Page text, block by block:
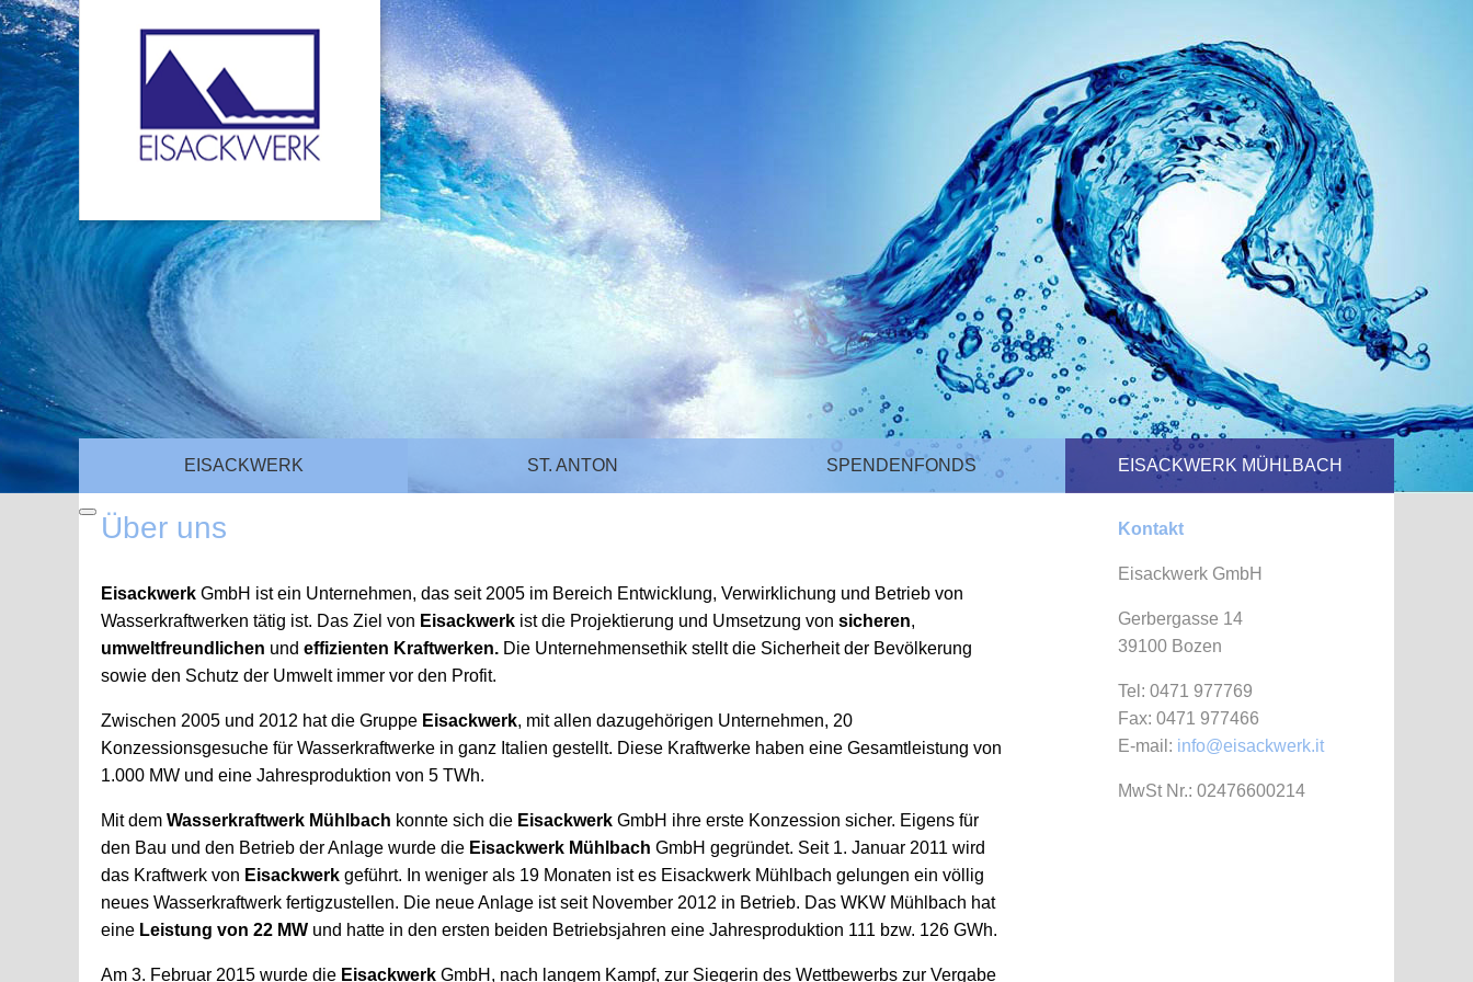
EISACKWERK ST. ANTON SPENDENFONDS EISACKWERK MÜHLBACH
Über uns
Eisackwerk GmbH ist ein Unternehmen, das seit 2005 im Bereich Entwicklung, Verwirklichung und Betrieb von
Wasserkraftwerken tätig ist. Das Ziel von Eisackwerk ist die Projektierung und Umsetzung von sicheren,
umweltfreundlichen und effizienten Kraftwerken. Die Unternehmensethik stellt die Sicherheit der Bevölkerung
sowie den Schutz der Umwelt immer vor den Profit.
Zwischen 2005 und 2012 hat die Gruppe Eisackwerk, mit allen dazugehörigen Unternehmen, 20
Konzessionsgesuche für Wasserkraftwerke in ganz Italien gestellt. Diese Kraftwerke haben eine Gesamtleistung von
1.000 MW und eine Jahresproduktion von 5 TWh.
Mit dem Wasserkraftwerk Mühlbach konnte sich die Eisackwerk GmbH ihre erste Konzession sicher. Eigens für
den Bau und den Betrieb der Anlage wurde die Eisackwerk Mühlbach GmbH gegründet. Seit 1. Januar 2011 wird
das Kraftwerk von Eisackwerk geführt. In weniger als 19 Monaten ist es Eisackwerk Mühlbach gelungen ein völlig
neues Wasserkraftwerk fertigzustellen. Die neue Anlage ist seit November 2012 in Betrieb. Das WKW Mühlbach hat
eine Leistung von 22 MW und hatte in den ersten beiden Betriebsjahren eine Jahresproduktion 111 bzw. 126 GWh.
Am 3. Februar 2015 wurde die Eisackwerk GmbH, nach langem Kampf, zur Siegerin des Wettbewerbs zur Vergabe
Kontakt
Eisackwerk GmbH
Gerbergasse 14
39100 Bozen
Tel: 0471 977769
Fax: 0471 977466
E-mail: info@eisackwerk.it
MwSt Nr.: 02476600214